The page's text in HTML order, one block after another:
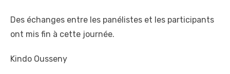
Des échanges entre les panélistes et les participants
ont mis fin à cette journée.
Kindo Ousseny